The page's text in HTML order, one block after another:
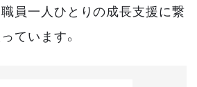
員一人ひとりの成長支援に繋
ています。